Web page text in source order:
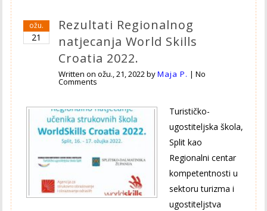
ožu.
21
Rezultati Regionalnog
natjecanja World Skills
Croatia 2022.
Written onožu., 21, 2022byMaja P. |No
Comments
Turističko-
ugostiteljska škola,
Split kao
Regionalni centar
kompetentnosti u
sektoru turizma i
ugostiteljstva